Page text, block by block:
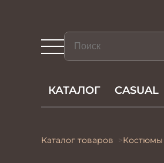
КАТАЛОГ CASUAL
Каталог товаров